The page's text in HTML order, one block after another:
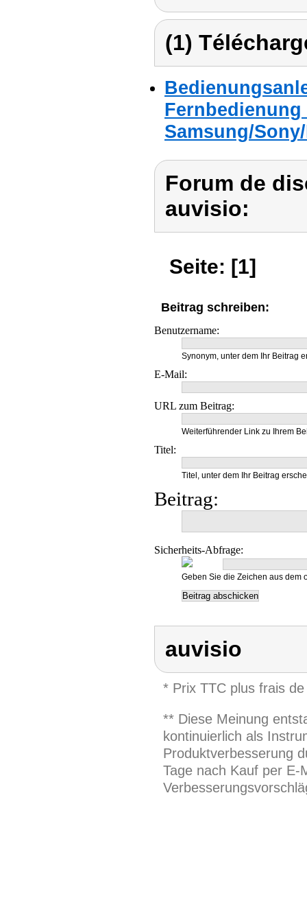
(1)
Samsung/
Forum de
auvisio:
Seite: [1]
Beitrag schreiben:
Benutzername:
Synonym, unter dem Ihr Beitrag
E-Mail:
URL zum Beitrag:
Weiterführender Link zu Ihrem
Titel:
Titel, unter dem Ihr Beitrag
Beitrag:
Sicherheits-Abfrage:
Geben Sie die Zeichen aus dem
auvisio
* Prix TTC plus frais
** Diese Meinung
kontinuierlich als
Produktverbesserung
Tage nach Kauf per E-